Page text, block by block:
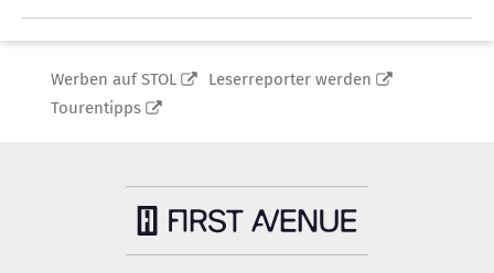
Werben auf STOL
Leserreporter werden
Tourentipps